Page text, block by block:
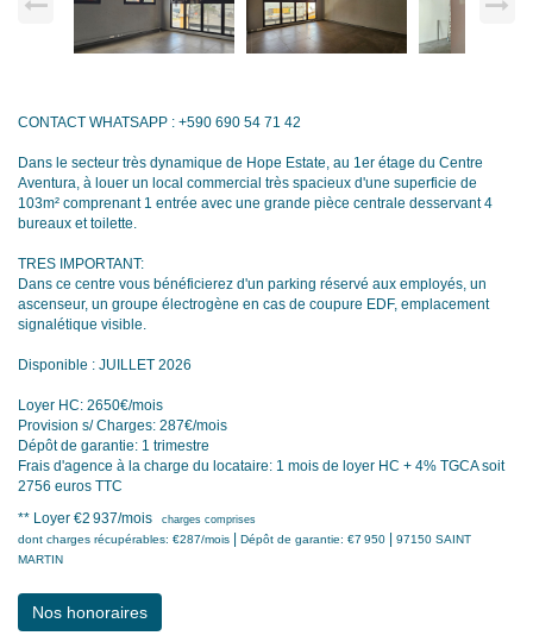
CONTACT WHATSAPP : +590 690 54 71 42
Dans le secteur très dynamique de Hope Estate, au 1er étage du Centre
Aventura, à louer un local commercial très spacieux d'une superficie de
103m² comprenant 1 entrée avec une grande pièce centrale desservant 4
bureaux et toilette.
TRES IMPORTANT:
Dans ce centre vous bénéficierez d'un parking réservé aux employés, un
ascenseur, un groupe électrogène en cas de coupure EDF, emplacement
signalétique visible.
Disponible : JUILLET 2026
Loyer HC: 2650€/mois
Provision s/ Charges: 287€/mois
Dépôt de garantie: 1 trimestre
Frais d'agence à la charge du locataire: 1 mois de loyer HC + 4% TGCA soit
2756 euros TTC
** Loyer €2 937/mois charges comprises
dont charges récupérables: €287/mois Dépôt de garantie: €7 950
97150 SAINT
MARTIN
Nos honoraires